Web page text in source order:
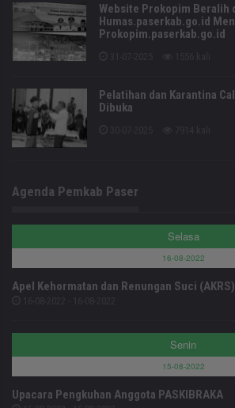
Website Prokopim Beralih
Humas.paserkab.go.id
Prokopim.paserkab.go.id
Pelatihan dan Karantina
Dibuka
Agenda Pemkab Paser
Selasa
16-08-2022
Apel Kehormatan dan Renungan Suci
Senin
15-08-2022
Upacara Pengkuhan Anggota PASKIBRAKA